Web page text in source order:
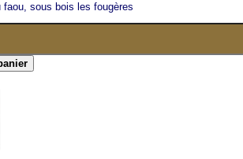
faou, sous bois les fougères